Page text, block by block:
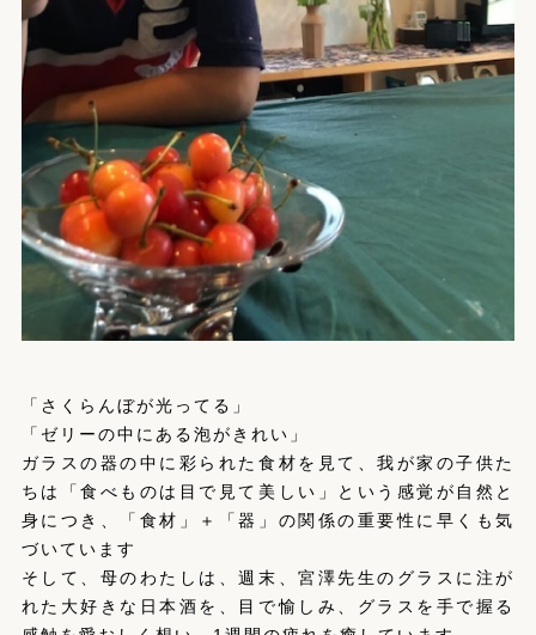
「さくらんぼが光ってる」
「ゼリーの中にある泡がきれい」
ガラスの器の中に彩られた食材を見て、我が家の子供た
ちは「食べものは目で見て美しい」という感覚が自然と
身につき、「食材」＋「器」の関係の重要性に早くも気
づいています
そして、母のわたしは、週末、宮澤先生のグラスに注が
れた大好きな日本酒を、目で愉しみ、グラスを手で握る